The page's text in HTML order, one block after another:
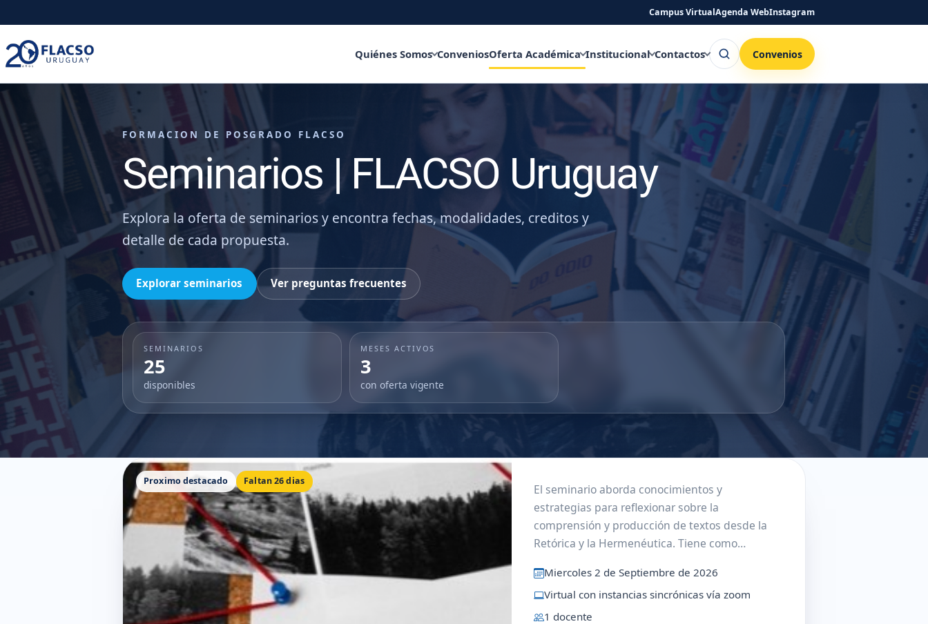
al
contenido
principal
al
contenido
Campus VirtualAgenda WebInstagram
Quiénes Somos ConveniosOferta Académica Institucional Contactos Buscar Convenios
FORMACION DE POSGRADO FLACSO
Seminarios | FLACSO Uruguay
Explora la oferta de seminarios y encontra fechas, modalidades, creditos y
detalle de cada propuesta.
Explorar seminarios Ver preguntas frecuentes
SEMINARIOS
25
disponibles
MESES ACTIVOS
3
con oferta vigente
Proximo destacado Faltan 26 dias
El seminario aborda conocimientos y
estrategias para reflexionar sobre la
comprensión y producción de textos desde la
Retórica y la Hermenéutica. Tiene como
historia, sus categorías y...
Miercoles 2 de Septiembre de 2026
Virtual con instancias sincrónicas vía zoom
1 docente